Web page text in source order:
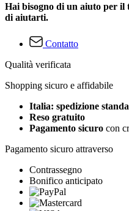
Hai bisogno di un aiuto per il
di aiutarti.
Contatto
Qualità verificata
Shopping sicuro e affidabile
Italia: spedizione
Reso gratuito
Pagamento sicuro con
Pagamento sicuro attraverso
Contrassegno
Bonifico anticipato